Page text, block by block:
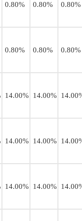
0.80% 0.80% 0.80%
0.80% 0.80% 0.80%
14.00% 14.00%
14.00% 14.00%
14.00% 14.00%